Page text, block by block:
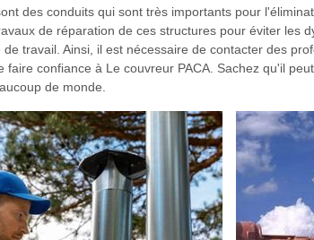
des conduits qui sont très importants pour
de réparation de ces structures pour éviter les
de travail. Ainsi, il est nécessaire de contacter des
faire confiance à Le couvreur PACA. Sachez qu'il
de monde.